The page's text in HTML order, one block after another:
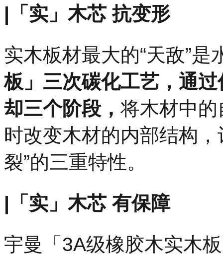
|「实」木芯 抗变形
实木板材最大的“天敌”是
板」三次碳化工艺，通
却三个阶段， 将木材中
时改变木材的内部结构
裂”的三重特性。
|「实」木芯 有保障
宇曼「3A级橡胶木实木